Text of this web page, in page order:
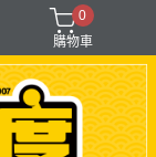
〖直驅式〗基座
0
購物車